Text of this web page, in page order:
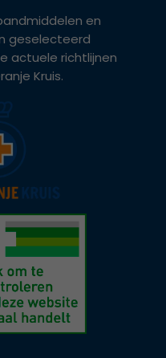
en
geselecteerd
actuele richtlijnen
Kruis.